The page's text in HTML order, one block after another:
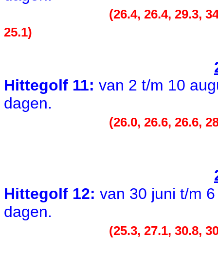
(26.4, 26.4, 29.3,
25.1)
Hittegolf 11: van 2 t/m 10
dagen.
(26.0, 26.6, 26.6,
Hittegolf 12: van 30 juni t/m
dagen.
(25.3, 27.1, 30.8,